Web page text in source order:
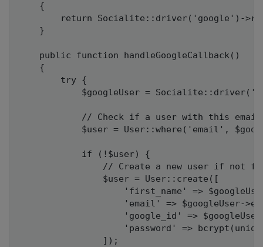
    {
return Socialite::driver('google')-
    }
    public function handleGoogleCallback()
    {
        try {
$googleUser =
// Check if a user with this
$user = User::where('email',
            if (!$user) {
// Create a new user if not
                $user = User::create([
'first_name' =>
'email' => $googleUser-
'google_id' =>
'password' =>
                ]);